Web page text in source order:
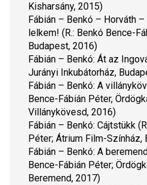
Kisharsány, 2015)
Fábián – Benkó – Horváth
lelkem! (R.: Benkó Bence-
Budapest, 2016)
Fábián – Benkó: Át az
Jurányi Inkubátorház,
Fábián – Benkó: A
Bence-Fábián Péter,
Villánykövesd, 2016)
Fábián – Benkó: Cájtstükk
Péter; Átrium Film-Színház,
Fábián – Benkó: A
Bence-Fábián Péter;
Beremend, 2017)